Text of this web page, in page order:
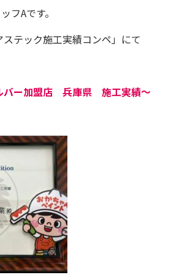
フAです。
テック施工実績コンペ」にて
ー加盟店 兵庫県 施工実績〜